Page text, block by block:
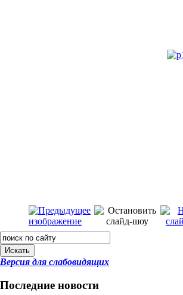
Искать
Версия для слабовидящих
Последние новости